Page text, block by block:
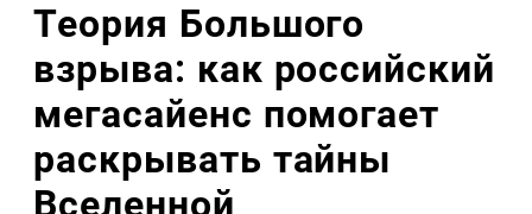
Теория Большого
взрыва: как российский
мегасайенс помогает
раскрывать тайны
Вселенной